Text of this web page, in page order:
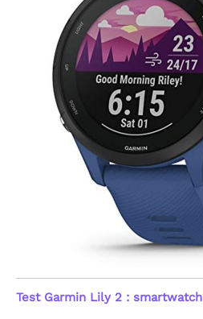
Test Garmin Lily 2 :